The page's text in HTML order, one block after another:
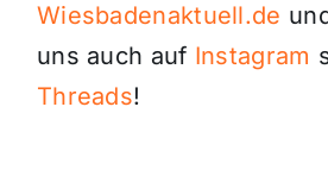
Wiesbadenaktuell.de
uns auch auf Instagram
Threads!